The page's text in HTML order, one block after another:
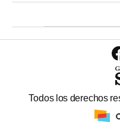
Todos los derechos